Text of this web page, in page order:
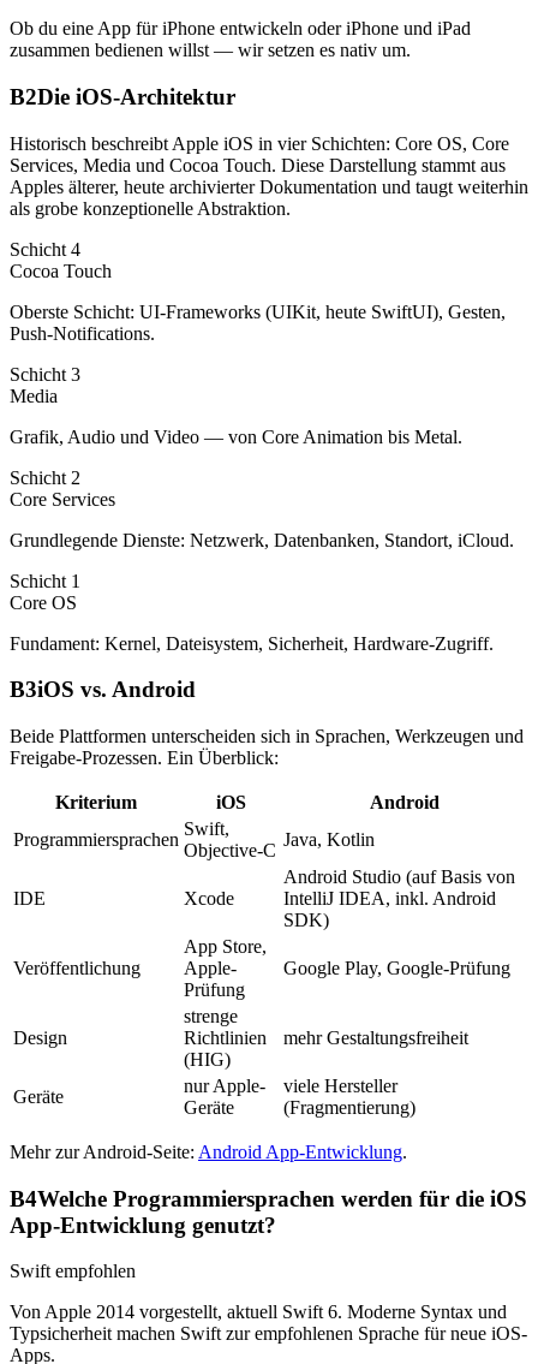
Ob du eine App für iPhone entwickeln oder iPhone und iPad
zusammen bedienen willst — wir setzen es nativ um.
B2Die iOS-Architektur
Historisch beschreibt Apple iOS in vier Schichten: Core OS, Core
Services, Media und Cocoa Touch. Diese Darstellung stammt aus
Apples älterer, heute archivierter Dokumentation und taugt weiterhin
als grobe konzeptionelle Abstraktion.
Schicht 4
Cocoa Touch
Oberste Schicht: UI-Frameworks (UIKit, heute SwiftUI), Gesten,
Push-Notifications.
Schicht 3
Media
Grafik, Audio und Video — von Core Animation bis Metal.
Schicht 2
Core Services
Grundlegende Dienste: Netzwerk, Datenbanken, Standort, iCloud.
Schicht 1
Core OS
Fundament: Kernel, Dateisystem, Sicherheit, Hardware-Zugriff.
B3iOS vs. Android
Beide Plattformen unterscheiden sich in Sprachen, Werkzeugen und
Freigabe-Prozessen. Ein Überblick:
Kriterium iOS
Android
Programmiersprachen
Swift,
Objective-C
Java, Kotlin
IDE Xcode
Android Studio (auf Basis von
IntelliJ IDEA, inkl. Android
SDK)
Veröffentlichung
App Store,
Apple-
Prüfung
Google Play, Google-Prüfung
Design
strenge
Richtlinien
(HIG)
mehr Gestaltungsfreiheit
Geräte
nur Apple-
Geräte
viele Hersteller
(Fragmentierung)
Mehr zur Android-Seite: Android App-Entwicklung.
B4Welche Programmiersprachen werden für die iOS
App-Entwicklung genutzt?
Swift empfohlen
Von Apple 2014 vorgestellt, aktuell Swift 6. Moderne Syntax und
Typsicherheit machen Swift zur empfohlenen Sprache für neue iOS-
Apps.